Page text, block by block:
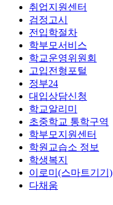
취업지원센터
검정고시
전입학절차
학부모서비스
학교운영위원회
고입전형포털
정부24
대입상담신청
학교알리미
초중학교 통학구역
학부모지원센터
학원교습소 정보
학생복지
이로미(스마트기기)
다채움